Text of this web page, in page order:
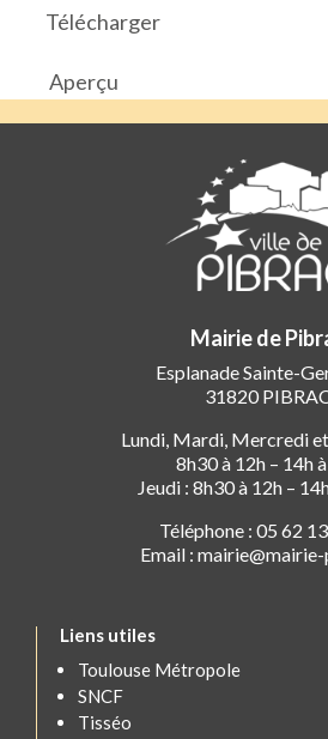
Télécharger
Aperçu
Mairie de
Esplanade Sainte-
31820
Lundi, Mardi, Mercredi
8h30 à 12h – 14h
Jeudi : 8h30 à 12h –
Téléphone : 05 62
Email :
Liens utiles
Toulouse Métropole
SNCF
Tisséo